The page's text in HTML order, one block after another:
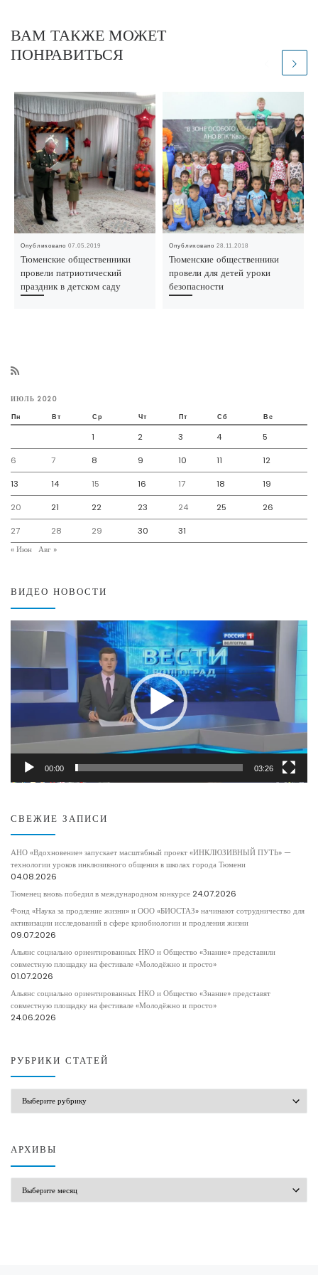
ВАМ ТАКЖЕ МОЖЕТ
ПОНРАВИТЬСЯ
Опубликовано07.05.2019
Тюменские общественники
провели патриотический
праздник в детском саду
Опубликовано28.11.2018
Тюменские общественники
провели для детей уроки
безопасности
ИЮЛЬ 2020
Пн Вт Ср Чт Пт Сб Вс
1 2 3 4 5
6 7 8 9 10 11 12
13 14 15 16 17 18 19
20 21 22 23 24 25 26
27 28 29 30
31
« Июн Авг »
ВИДЕО НОВОСТИ
00:00 03:26
СВЕЖИЕ ЗАПИСИ
АНО «Вдохновение» запускает масштабный проект «ИНКЛЮЗИВНЫЙ ПУТЬ» —
технологии уроков инклюзивного общения в школах города Тюмени
04.08.2026
Тюменец вновь победил в международном конкурсе 24.07.2026
Фонд «Наука за продление жизни» и ООО «БИОСТАЗ» начинают сотрудничество для
активизации исследований в сфере криобиологии и продления жизни
09.07.2026
Альянс социально ориентированных НКО и Общество «Знание» представили
совместную площадку на фестивале «Молодёжно и просто»
01.07.2026
Альянс социально ориентированных НКО и Общество «Знание» представят
совместную площадку на фестивале «Молодёжно и просто»
24.06.2026
РУБРИКИ СТАТЕЙ
АРХИВЫ